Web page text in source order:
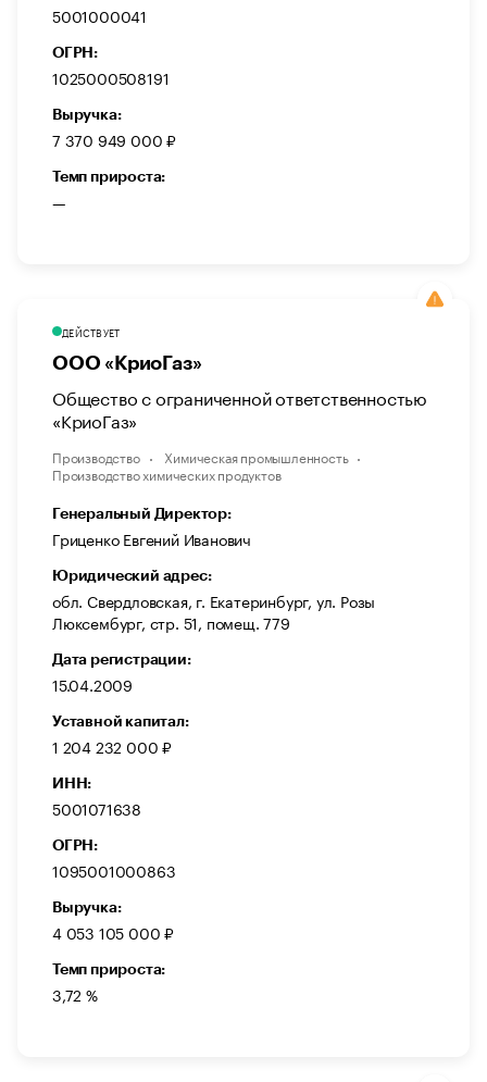
5001000041
ОГРН:
1025000508191
Выручка:
7 370 949 000 ₽
Темп прироста:
—
ДЕЙСТВУЕТ
ООО «КриоГаз»
Общество с ограниченной ответственностью
«КриоГаз»
Производство
Химическая промышленность
Производство химических продуктов
Генеральный Директор:
Гриценко Евгений Иванович
Юридический адрес:
обл. Свердловская, г. Екатеринбург, ул. Розы
Люксембург, стр. 51, помещ. 779
Дата регистрации:
15.04.2009
Уставной капитал:
1 204 232 000 ₽
ИНН:
5001071638
ОГРН:
1095001000863
Выручка:
4 053 105 000 ₽
Темп прироста:
3,72 %